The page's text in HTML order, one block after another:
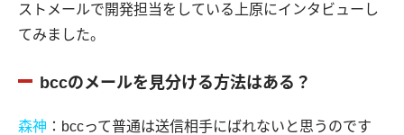
ストメールで開発担当をしている上原にインタビューし
てみました。
bccのメールを見分ける方法はある？
森神 ：bccって普通は送信相手にばれないと思うのです